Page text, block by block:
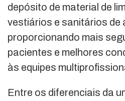
depósito de material de
vestiários e sanitários de
proporcionando mais
pacientes e melhores
às equipes
Entre os diferenciais da